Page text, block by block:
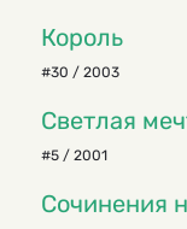
Король
#30 / 2003
Светлая
#5 / 2001
Сочинения